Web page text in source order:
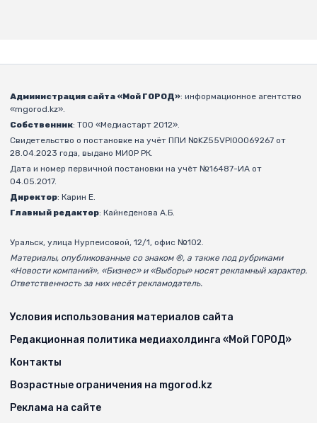
Администрация сайта «Мой ГОРОД»: информационное агентство
«mgorod.kz».
Собственник: ТОО «Медиастарт 2012».
Свидетельство о постановке на учёт ППИ №KZ55VPI00069267 от
28.04.2023 года, выдано МИОР РК.
Дата и номер первичной постановки на учёт №16487-ИА от
04.05.2017.
Директор: Карин Е.
Главный редактор: Кайнеденова А.Б.
Уральск, улица Нурпеисовой, 12/1, офис №102.
Материалы, опубликованные со знаком ®, а также под рубриками
«Новости компаний», «Бизнес» и «Выборы» носят рекламный характер.
Ответственность за них несёт рекламодатель.
Условия использования материалов сайта
Редакционная политика медиахолдинга «Мой ГОРОД»
Контакты
Возрастные ограничения на mgorod.kz
Реклама на сайте